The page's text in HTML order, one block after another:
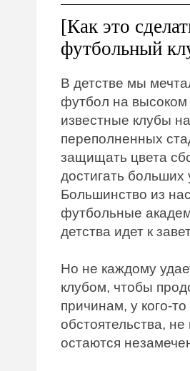
[Как это
футбольный
В детстве мы
футбол на высоком
известные клубы на
переполненных
защищать цвета
достигать больших
Большинство из
футбольные
детства идет к
Но не каждому
клубом, чтобы
причинам, у кого-
обстоятельства,
остаются